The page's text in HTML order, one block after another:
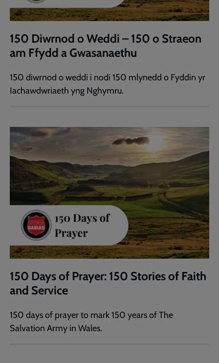
150 Diwrnod o Weddi – 150 o Straeon
am Ffydd a Gwasanaethu
150 diwrnod o weddi i nodi 150 mlynedd o Fyddin yr
Iachawdwriaeth yng Nghymru.
150 Days of Prayer: 150 Stories of Faith
and Service
150 days of prayer to mark 150 years of The
Salvation Army in Wales.